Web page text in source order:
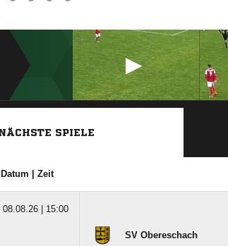
SPIELE
Datum | Zeit
| 15:00
SV Obereschach